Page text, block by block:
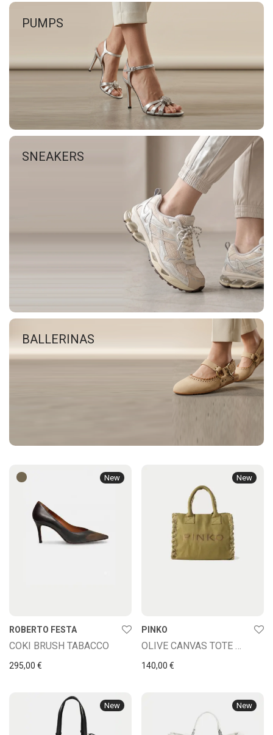
PUMPS
SNEAKERS
BALLERINAS
New
ROBERTO FESTA
COKI BRUSH TABACCO
295,00 €
New
PINKO
OLIVE CANVAS TOTE BAG
140,00 €
New New